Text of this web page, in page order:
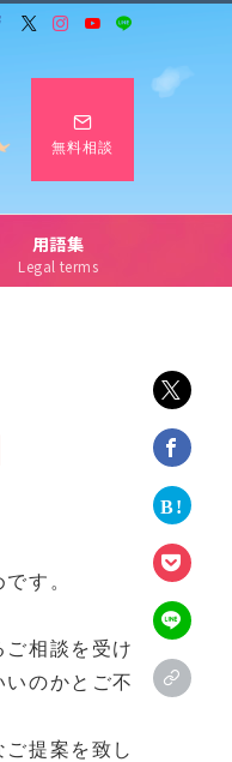
無料相談
用語集
Legal terms
す。
相談を受け
のかとご不
提案を致し